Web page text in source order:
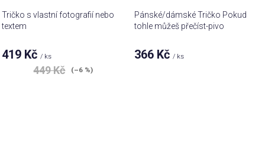
Tričko s vlastní fotografií nebo
textem
419 Kč / ks
449 Kč (–6 %)
Pánské/dámské Tričko Pokud
tohle můžeš přečíst-pivo
366 Kč / ks